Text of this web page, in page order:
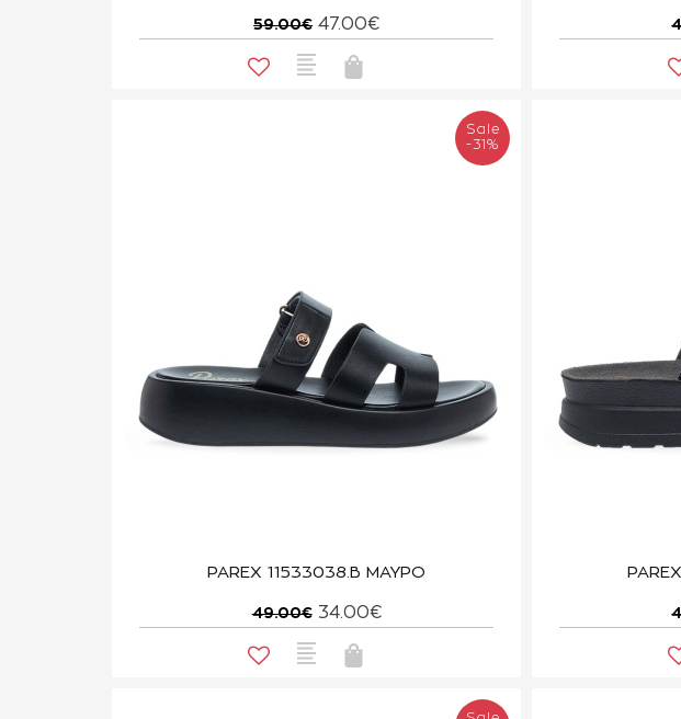
59.00€ 47.00€
Sale
-31%
PAREX 11533038.B ΜΑΥΡΟ
49.00€ 34.00€